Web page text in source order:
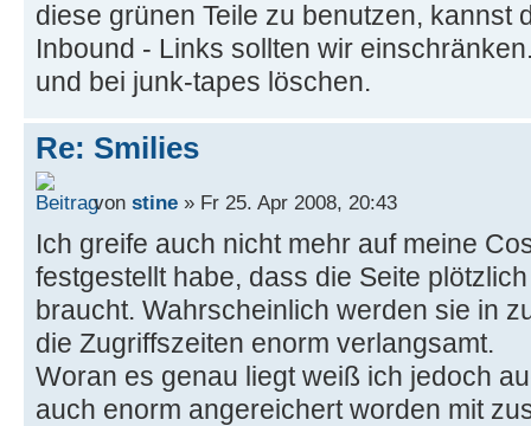
diese grünen Teile zu benutzen, kannst
Inbound - Links sollten wir
und bei junk-tapes löschen.
Re: Smilies
von stine » Fr 25. Apr 2008, 20:43
Ich greife auch nicht mehr auf meine
festgestellt habe, dass die Seite
braucht. Wahrscheinlich werden sie in
die Zugriffszeiten enorm verlangsamt.
Woran es genau liegt weiß ich jedoch
auch enorm angereichert worden mit